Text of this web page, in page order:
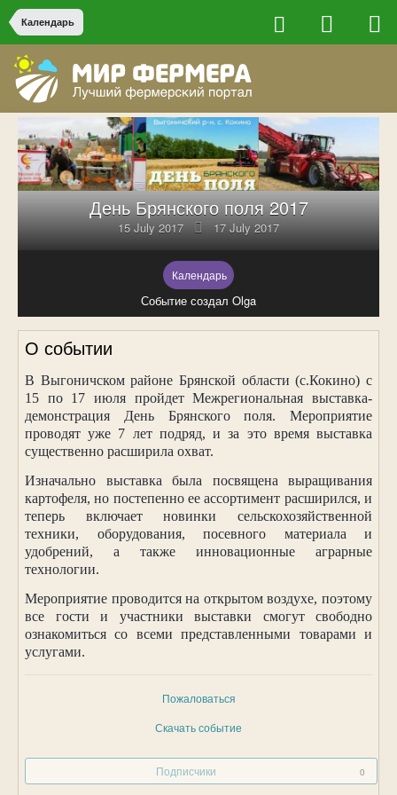
Календарь
День Брянского поля 2017
15 July 2017 17 July 2017
Календарь
Событие создал Olga
О событии
В Выгоничском районе Брянской области (с.Кокино) с
15 по 17 июля пройдет Межрегиональная выставка-
демонстрация День Брянского поля. Мероприятие
проводят уже 7 лет подряд, и за это время выставка
существенно расширила охват.
Изначально выставка была посвящена выращивания
картофеля, но постепенно ее ассортимент расширился, и
теперь включает новинки сельскохозяйственной
техники, оборудования, посевного материала и
удобрений, а также инновационные аграрные
технологии.
Мероприятие проводится на открытом воздухе, поэтому
все гости и участники выставки смогут свободно
ознакомиться со всеми представленными товарами и
услугами.
Пожаловаться
Скачать событие
Подписчики 0